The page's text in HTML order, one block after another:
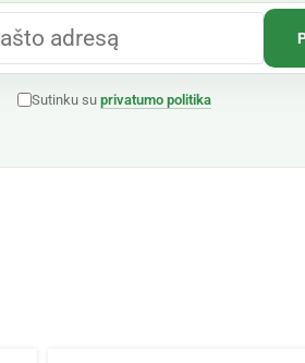
Sutinku su privatumo politika